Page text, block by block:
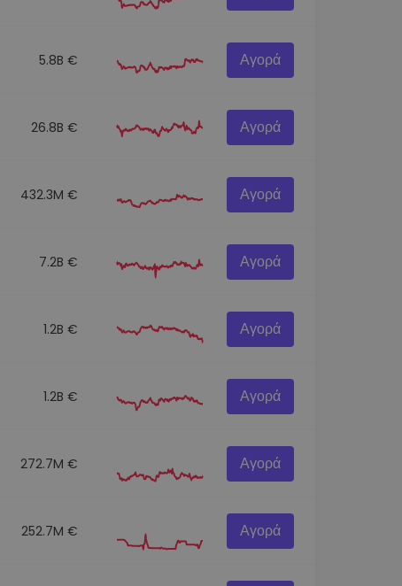
5.8B € Αγορά
26.8B € Αγορά
432.3M € Αγορά
7.2B € Αγορά
1.2B € Αγορά
1.2B € Αγορά
272.7M € Αγορά
252.7M € Αγορά